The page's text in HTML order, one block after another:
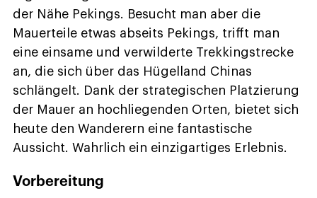
der Nähe Pekings. Besucht man aber die
Mauerteile etwas abseits Pekings, trifft man
eine einsame und verwilderte Trekkingstrecke
an, die sich über das Hügelland Chinas
schlängelt. Dank der strategischen Platzierung
der Mauer an hochliegenden Orten, bietet sich
heute den Wanderern eine fantastische
Aussicht. Wahrlich ein einzigartiges Erlebnis.
Vorbereitung